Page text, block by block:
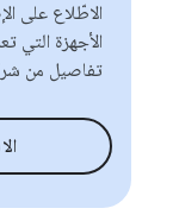
الاطّلاع على
تفاصيل من